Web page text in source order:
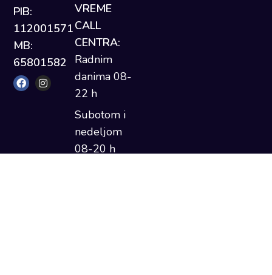
PIB:
112001571
MB:
65801582
VREME
CALL
CENTRA:
Radnim
danima 08-
22 h
Subotom i
nedeljom
08-20 h